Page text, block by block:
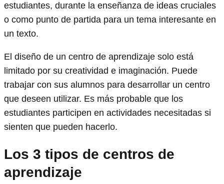
estudiantes, durante la enseñanza de ideas cruciales
o como punto de partida para un tema interesante en
un texto.
El diseño de un centro de aprendizaje solo está
limitado por su creatividad e imaginación. Puede
trabajar con sus alumnos para desarrollar un centro
que deseen utilizar. Es más probable que los
estudiantes participen en actividades necesitadas si
sienten que pueden hacerlo.
Los 3 tipos de centros de
aprendizaje